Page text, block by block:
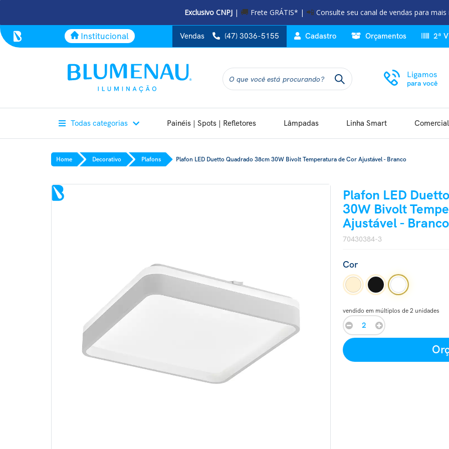
Exclusivo CNPJ | 🚚 Frete GRÁTIS* | 📲 Consulte seu canal de vendas para
Institucional Vendas (47) 3036-5155 Cadastro Orçamentos 2ª
Ligamos
para você
Todas categorias Painéis | Spots | Refletores Lâmpadas Linha Smart Comercial
Home Decorativo Plafons Plafon LED Duetto Quadrado 38cm 30W Bivolt Temperatura de Cor Ajustável - Branco
Plafon LED
30W Bivolt
Ajustável - Branco
70430384-3
Cor
vendido em múltiplos de 2 unidades